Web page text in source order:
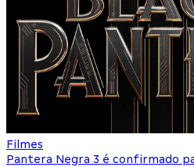
Filmes
Pantera Negra 3 é confirmado